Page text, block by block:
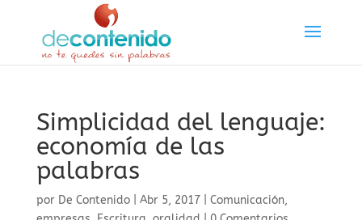
Simplicidad del lenguaje:
economía de las
palabras
por De Contenido| Abr 5, 2017| Comunicación,